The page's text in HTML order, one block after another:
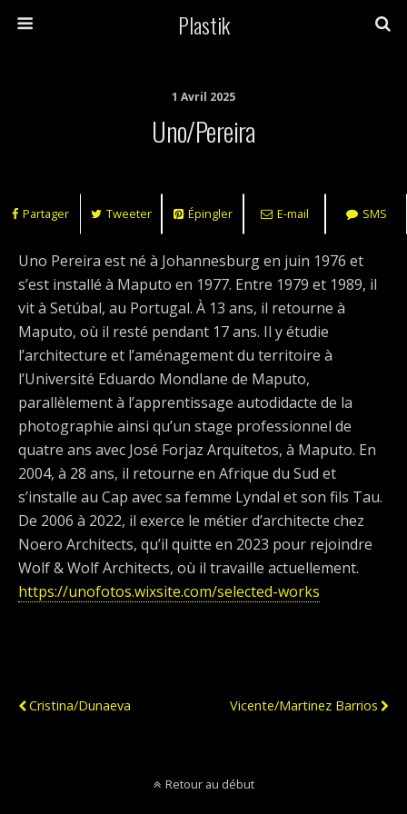
Plastik
1 Avril 2025
Uno/Pereira
Partager Tweeter Épingler E-mail SMS
Uno Pereira est né à Johannesburg en juin 1976 et
s’est installé à Maputo en 1977. Entre 1979 et 1989, il
vit à Setúbal, au Portugal. À 13 ans, il retourne à
Maputo, où il resté pendant 17 ans. Il y étudie
l’architecture et l’aménagement du territoire à
l’Université Eduardo Mondlane de Maputo,
parallèlement à l’apprentissage autodidacte de la
photographie ainsi qu’un stage professionnel de
quatre ans avec José Forjaz Arquitetos, à Maputo. En
2004, à 28 ans, il retourne en Afrique du Sud et
s’installe au Cap avec sa femme Lyndal et son fils Tau.
De 2006 à 2022, il exerce le métier d’architecte chez
Noero Architects, qu’il quitte en 2023 pour rejoindre
Wolf & Wolf Architects, où il travaille actuellement.
https://unofotos.wixsite.com/selected-works
Cristina/Dunaeva
Vicente/Martinez Barrios
Retour au début